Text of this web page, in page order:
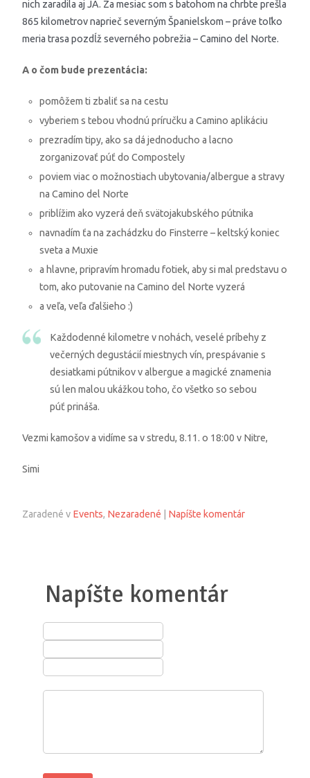
nich zaradila aj JA. Za mesiac som s batohom na chrbte prešla
865 kilometrov naprieč severným Španielskom – práve toľko
meria trasa pozdĺž severného pobrežia – Camino del Norte.
A o čom bude prezentácia:
pomôžem ti zbaliť sa na cestu
vyberiem s tebou vhodnú príručku a Camino aplikáciu
prezradím tipy, ako sa dá jednoducho a lacno
zorganizovať púť do Compostely
poviem viac o možnostiach ubytovania/albergue a stravy
na Camino del Norte
priblížim ako vyzerá deň svätojakubského pútnika
navnadím ťa na zachádzku do Finsterre – keltský koniec
sveta a Muxie
a hlavne, pripravím hromadu fotiek, aby si mal predstavu o
tom, ako putovanie na Camino del Norte vyzerá
a veľa, veľa ďalšieho :)
Každodenné kilometre v nohách, veselé príbehy z
večerných degustácií miestnych vín, prespávanie s
desiatkami pútnikov v albergue a magické znamenia
sú len malou ukážkou toho, čo všetko so sebou
púť prináša.
Vezmi kamošov a vidíme sa v stredu, 8.11. o 18:00 v Nitre,
Simi
Zaradené v Events, Nezaradené Napíšte komentár
Napíšte komentár